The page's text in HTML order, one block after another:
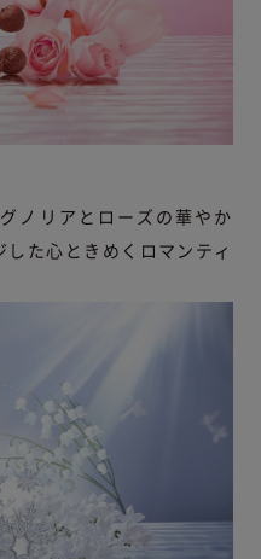
ノリアとローズの華やか
た心ときめくロマンティ